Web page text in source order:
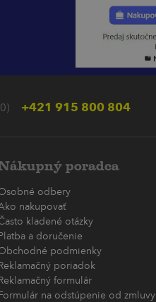
+421 915 800 804
poradca
odbery
nakupovať
kladené otázky
Platba a doručenie
podmienky
Reklamačný poriadok
Reklamačný formulár
Formulár na odstúpenie od zmluvy